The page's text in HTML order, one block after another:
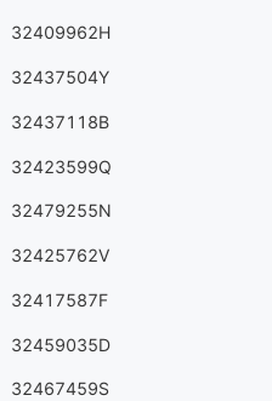
32409962H
32437504Y
32437118B
32423599Q
32479255N
32425762V
32417587F
32459035D
32467459S